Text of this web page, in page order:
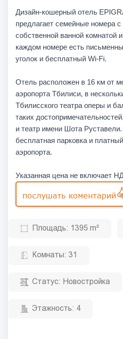
Дизайн-кошерный отель
предлагает семейные номера
собственной ванной комнатой
каждом номере есть
уголок и бесплатный Wi-Fi.
Отель расположен в 16 км от
аэропорта Тбилиси, в
Тбилисского театра оперы и
таких
и театр имени Шота Руставели.
бесплатная парковка и
аэропорта.
Указанная цена не включает
послушать коментарий
Площадь: 1395 m²
Комнаты: 31
Статус: Новостройка
Этажность: 4